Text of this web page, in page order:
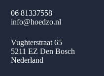
06 81337558
info@hoedzo.nl
Vughterstraat 65
5211 EZ Den Bosch
Nederland